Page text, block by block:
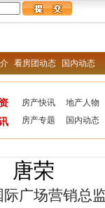
看房团动态 国内动态
房产快讯
地产人物
房产专题
国内动态
唐荣
广场营销总